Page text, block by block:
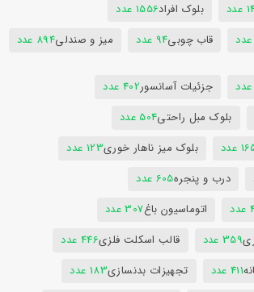
بلوک افراد1556 عدد
قاب چوبی94 عدد میز و صندلی894 عدد
جزئیات آسانسور402 عدد
بلوک مبل راحتی504 عدد
عدد بلوک میز ناهار خوری123 عدد
درب و پنجره605 عدد
اتوماسیون باغ307 عدد
359 عدد قالب اسکلت فلزی446 عدد
411 عدد تجهیزات بدنسازی183 عدد